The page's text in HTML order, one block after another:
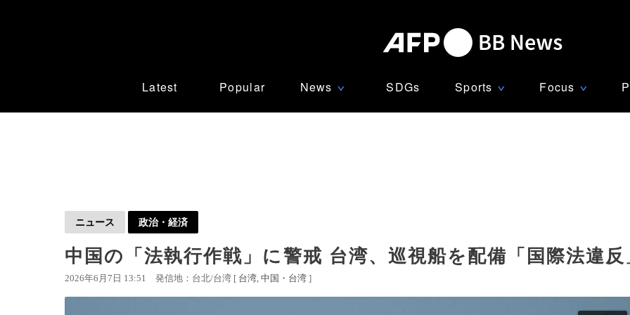
Latest Popular News ∨ SDGs Sports ∨ Focus ∨
ニュース 政治・経済
中国の「法執行作戦」に警戒 台湾、巡視船を配備「国際法違反
2026年6月7日 13:51 発信地：台北/台湾 [ 台湾 中国・台湾 ]